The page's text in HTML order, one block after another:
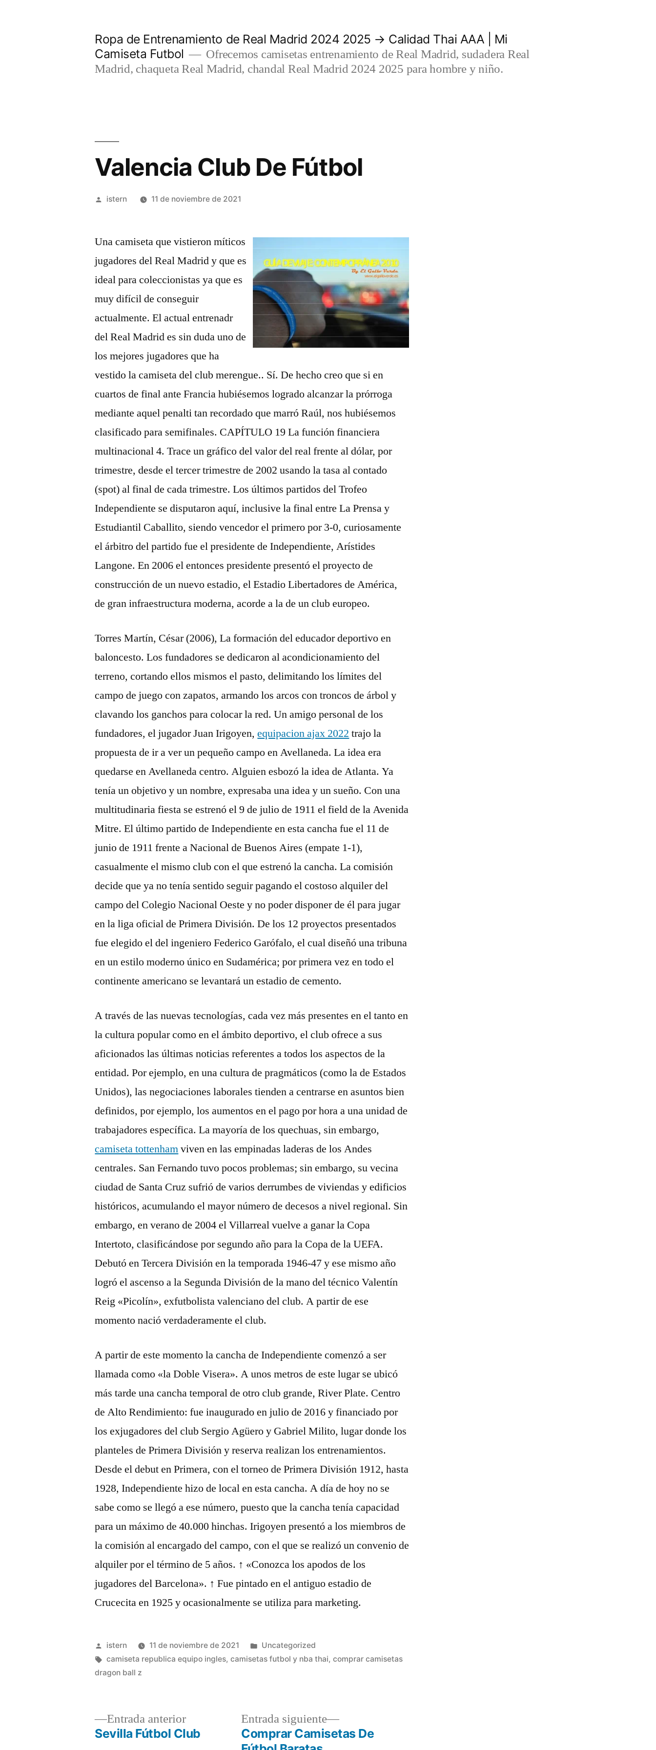
Ropa de Entrenamiento de Real Madrid 2024 2025 → Calidad Thai AAA | Mi
Camiseta Futbol
Ofrecemos camisetas entrenamiento de Real Madrid, sudadera Real
Madrid, chaqueta Real Madrid, chandal Real Madrid 2024 2025 para hombre y niño.
Valencia Club De Fútbol
Publicado
istern 11 de noviembre de 2021
Una camiseta que vistieron míticos
jugadores del Real Madrid y que es
ideal para coleccionistas ya que es
muy difícil de conseguir
actualmente. El actual entrenadr
del Real Madrid es sin duda uno de
los mejores jugadores que ha
vestido la camiseta del club merengue.. Sí. De hecho creo que si en
cuartos de final ante Francia hubiésemos logrado alcanzar la prórroga
mediante aquel penalti tan recordado que marró Raúl, nos hubiésemos
clasificado para semifinales. CAPÍTULO 19 La función financiera
multinacional 4. Trace un gráfico del valor del real frente al dólar, por
trimestre, desde el tercer trimestre de 2002 usando la tasa al contado
(spot) al final de cada trimestre. Los últimos partidos del Trofeo
Independiente se disputaron aquí, inclusive la final entre La Prensa y
Estudiantil Caballito, siendo vencedor el primero por 3-0, curiosamente
el árbitro del partido fue el presidente de Independiente, Arístides
Langone. En 2006 el entonces presidente presentó el proyecto de
construcción de un nuevo estadio, el Estadio Libertadores de América,
de gran infraestructura moderna, acorde a la de un club europeo.
Torres Martín, César (2006), La formación del educador deportivo en
baloncesto. Los fundadores se dedicaron al acondicionamiento del
terreno, cortando ellos mismos el pasto, delimitando los límites del
campo de juego con zapatos, armando los arcos con troncos de árbol y
clavando los ganchos para colocar la red. Un amigo personal de los
fundadores, el jugador Juan Irigoyen,equipacion ajax 2022 trajo la
propuesta de ir a ver un pequeño campo en Avellaneda. La idea era
quedarse en Avellaneda centro. Alguien esbozó la idea de Atlanta. Ya
tenía un objetivo y un nombre, expresaba una idea y un sueño. Con una
multitudinaria fiesta se estrenó el 9 de julio de 1911 el field de la Avenida
Mitre. El último partido de Independiente en esta cancha fue el 11 de
junio de 1911 frente a Nacional de Buenos Aires (empate 1-1),
casualmente el mismo club con el que estrenó la cancha. La comisión
decide que ya no tenía sentido seguir pagando el costoso alquiler del
campo del Colegio Nacional Oeste y no poder disponer de él para jugar
en la liga oficial de Primera División. De los 12 proyectos presentados
fue elegido el del ingeniero Federico Garófalo, el cual diseñó una tribuna
en un estilo moderno único en Sudamérica; por primera vez en todo el
continente americano se levantará un estadio de cemento.
A través de las nuevas tecnologías, cada vez más presentes en el tanto en
la cultura popular como en el ámbito deportivo, el club ofrece a sus
aficionados las últimas noticias referentes a todos los aspectos de la
entidad. Por ejemplo, en una cultura de pragmáticos (como la de Estados
Unidos), las negociaciones laborales tienden a centrarse en asuntos bien
definidos, por ejemplo, los aumentos en el pago por hora a una unidad de
trabajadores específica. La mayoría de los quechuas, sin embargo,
camiseta tottenhamviven en las empinadas laderas de los Andes
centrales. San Fernando tuvo pocos problemas; sin embargo, su vecina
ciudad de Santa Cruz sufrió de varios derrumbes de viviendas y edificios
históricos, acumulando el mayor número de decesos a nivel regional. Sin
embargo, en verano de 2004 el Villarreal vuelve a ganar la Copa
Intertoto, clasificándose por segundo año para la Copa de la UEFA.
Debutó en Tercera División en la temporada 1946-47 y ese mismo año
logró el ascenso a la Segunda División de la mano del técnico Valentín
Reig «Picolín», exfutbolista valenciano del club. A partir de ese
momento nació verdaderamente el club.
A partir de este momento la cancha de Independiente comenzó a ser
llamada como «la Doble Visera». A unos metros de este lugar se ubicó
más tarde una cancha temporal de otro club grande, River Plate. Centro
de Alto Rendimiento: fue inaugurado en julio de 2016 y financiado por
los exjugadores del club Sergio Agüero y Gabriel Milito, lugar donde los
planteles de Primera División y reserva realizan los entrenamientos.
Desde el debut en Primera, con el torneo de Primera División 1912, hasta
1928, Independiente hizo de local en esta cancha. A día de hoy no se
sabe como se llegó a ese número, puesto que la cancha tenía capacidad
para un máximo de 40.000 hinchas. Irigoyen presentó a los miembros de
la comisión al encargado del campo, con el que se realizó un convenio de
alquiler por el término de 5 años. ↑ «Conozca los apodos de los
jugadores del Barcelona». ↑ Fue pintado en el antiguo estadio de
Crucecita en 1925 y ocasionalmente se utiliza para marketing.
Publicado
por
istern 11 de noviembre de 2021
Publicado
en
Uncategorized
Etiquetas:
camiseta republica equipo ingles,camisetas futbol y nba thai,comprar camisetas
dragon ball z
Entrada anteriorEntrada
anterior:
Sevilla Fútbol Club
Entrada siguiente
Entrada
siguiente:
Comprar Camisetas De